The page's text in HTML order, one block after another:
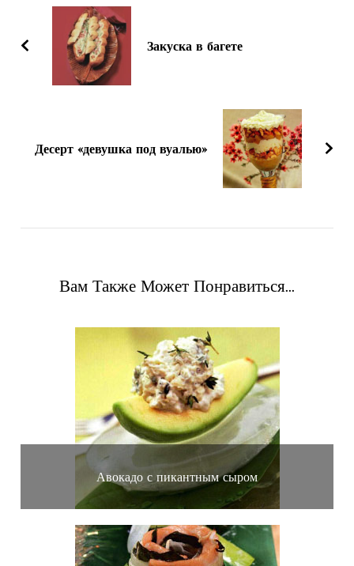
записям
Закуска в багете
Десерт «девушка под вуалью»
Вам Также Может Понравиться...
Авокадо с пикантным сыром